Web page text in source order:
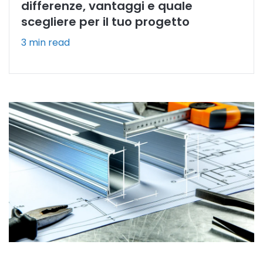
differenze, vantaggi e quale
scegliere per il tuo progetto
3 min read